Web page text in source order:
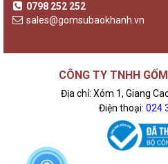
0798 252 252
sales@gomsubaokhanh.vn
CÔNG TY TNHH
Địa chỉ: Xóm 1, Giang
Điện thoại: 024